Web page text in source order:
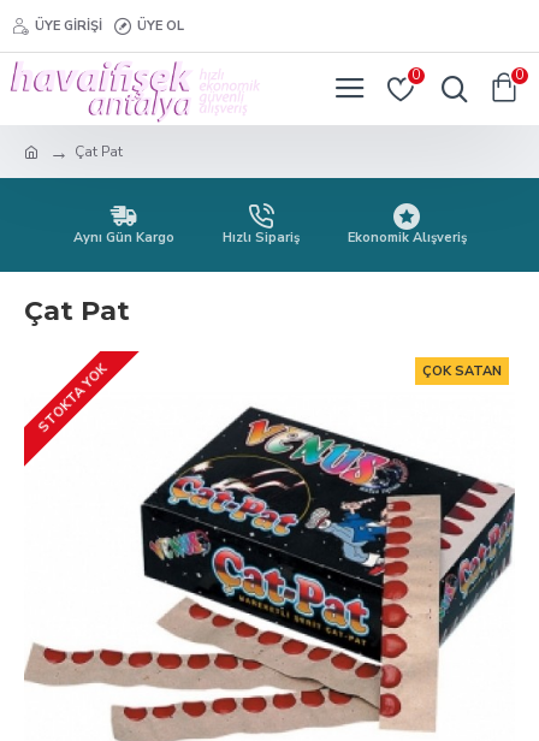
ÜYE GIRIŞI ÜYE OL
0 0
Çat Pat
Aynı Gün Kargo Hızlı Sipariş Ekonomik Alışveriş
Çat Pat
ÇOK SATAN
STOKTA YOK